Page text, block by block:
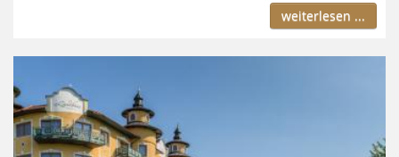
weiterlesen ...